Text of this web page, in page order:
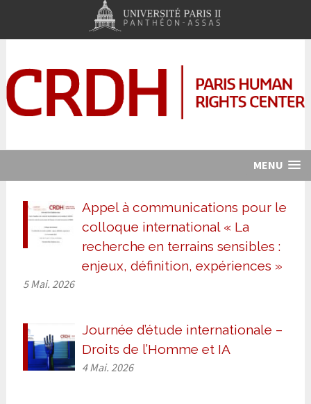
MENU
Appel à communications pour le
colloque international « La
recherche en terrains sensibles :
enjeux, définition, expériences »
5 Mai. 2026
Journée d’étude internationale –
Droits de l’Homme et IA
4 Mai. 2026